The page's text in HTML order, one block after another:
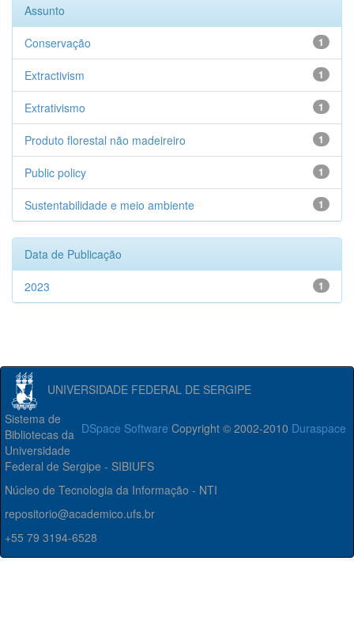
Assunto
1
Conservação
1
Extractivism
1
Extrativismo
1
Produto florestal não madeireiro
1
Public policy
1
Sustentabilidade e meio ambiente
Data de Publicação
1
2023
UNIVERSIDADE FEDERAL DE SERGIPE
DSpace Software Copyright © 2002-2010 Duraspace
Sistema de
Bibliotecas da
Universidade
Federal de Sergipe - SIBIUFS
Núcleo de Tecnologia da Informação - NTI
repositorio@academico.ufs.br
+55 79 3194-6528